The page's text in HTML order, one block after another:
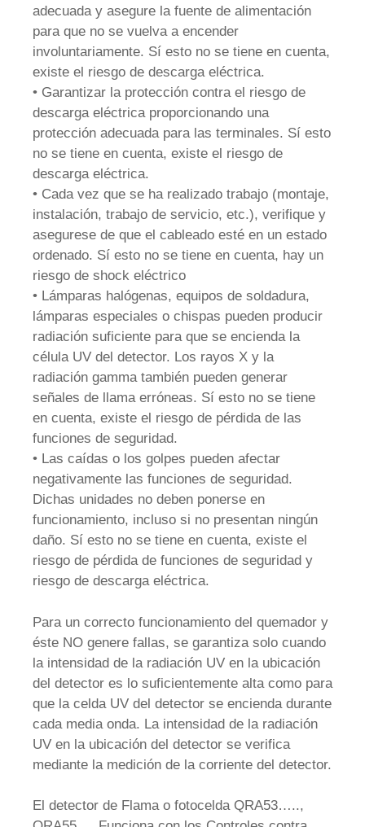
adecuada y asegure la fuente de alimentación
para que no se vuelva a encender
involuntariamente. Sí esto no se tiene en cuenta,
existe el riesgo de descarga eléctrica.
• Garantizar la protección contra el riesgo de
descarga eléctrica proporcionando una
protección adecuada para las terminales. Sí esto
no se tiene en cuenta, existe el riesgo de
descarga eléctrica.
• Cada vez que se ha realizado trabajo (montaje,
instalación, trabajo de servicio, etc.), verifique y
asegurese de que el cableado esté en un estado
ordenado. Sí esto no se tiene en cuenta, hay un
riesgo de shock eléctrico
• Lámparas halógenas, equipos de soldadura,
lámparas especiales o chispas pueden producir
radiación suficiente para que se encienda la
célula UV del detector. Los rayos X y la
radiación gamma también pueden generar
señales de llama erróneas. Sí esto no se tiene
en cuenta, existe el riesgo de pérdida de las
funciones de seguridad.
• Las caídas o los golpes pueden afectar
negativamente las funciones de seguridad.
Dichas unidades no deben ponerse en
funcionamiento, incluso si no presentan ningún
daño. Sí esto no se tiene en cuenta, existe el
riesgo de pérdida de funciones de seguridad y
riesgo de descarga eléctrica.
Para un correcto funcionamiento del quemador y
éste NO genere fallas, se garantiza solo cuando
la intensidad de la radiación UV en la ubicación
del detector es lo suficientemente alta como para
que la celda UV del detector se encienda durante
cada media onda. La intensidad de la radiación
UV en la ubicación del detector se verifica
mediante la medición de la corriente del detector.
El detector de Flama o fotocelda QRA53…..,